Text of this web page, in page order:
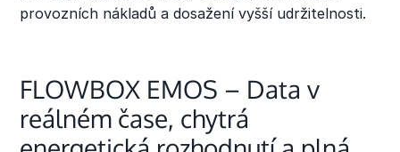
provozních nákladů a dosažení vyšší udržitelnosti.
FLOWBOX EMOS – Data v
reálném čase, chytrá